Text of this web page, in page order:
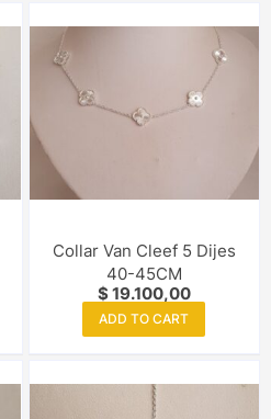
Collar Van Cleef 5 Dijes
40-45CM
$19.100,00
ADD TO CART